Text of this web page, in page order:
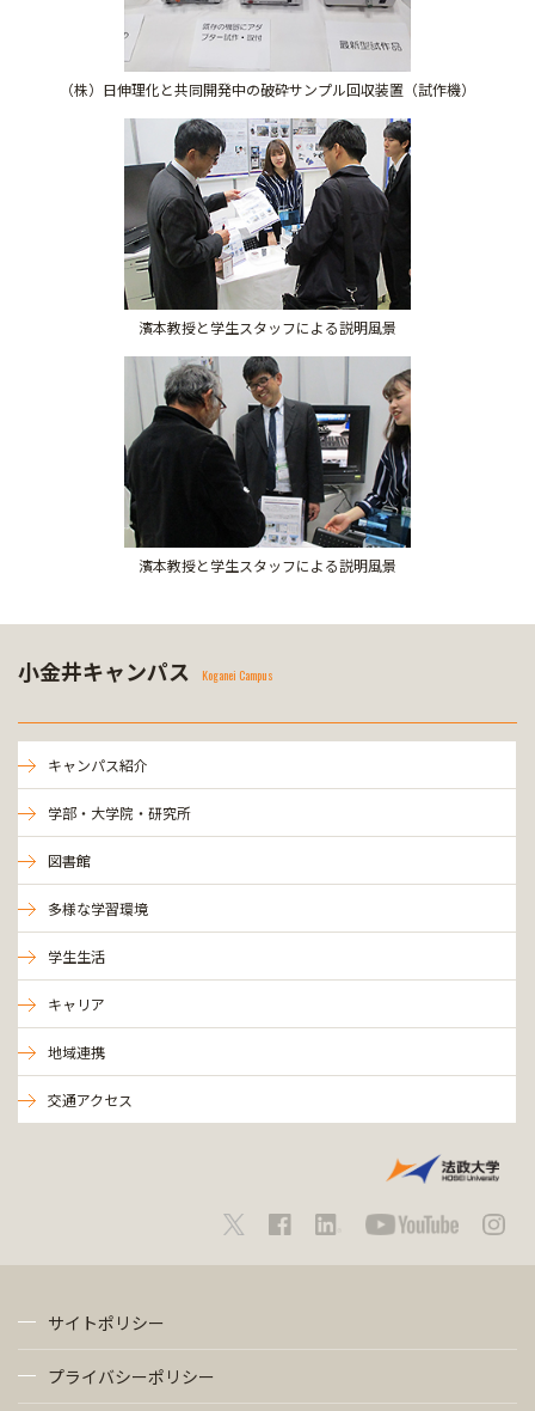
（株）日伸理化と共同開発中の破砕サンプル回収装置（試作機）
濱本教授と学生スタッフによる説明風景
濱本教授と学生スタッフによる説明風景
小金井キャンパス Koganei Campus
キャンパス紹介
学部・大学院・研究所
図書館
多様な学習環境
学生生活
キャリア
地域連携
交通アクセス
サイトポリシー
プライバシーポリシー